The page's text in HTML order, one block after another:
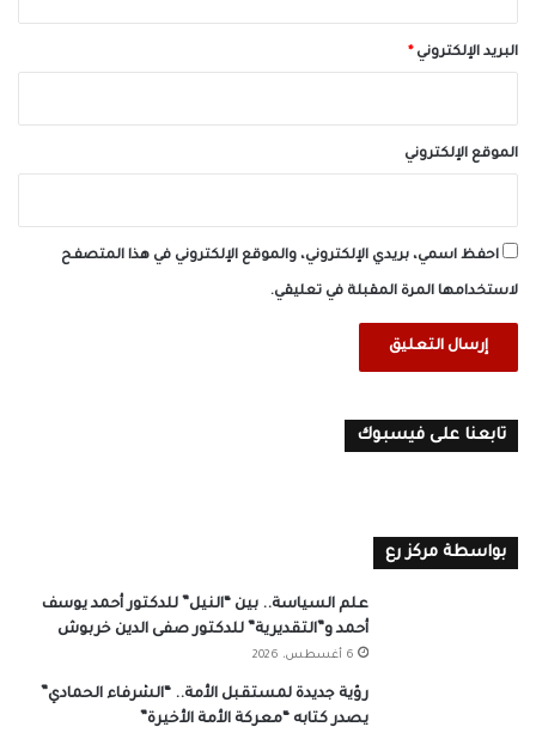
البريد الإلكتروني*
الموقع الإلكتروني
احفظ اسمي، بريدي الإلكتروني، والموقع الإلكتروني في هذا المتصفح
لاستخدامها المرة المقبلة في تعليقي.
تابعنا على فيسبوك
بواسطة مركز رع
علم السياسة.. بين “النيل” للدكتور أحمد يوسف
أحمد و”التقديرية” للدكتور صفى الدين خربوش
6 أغسطس، 2026
رؤية جديدة لمستقبل الأمة.. “الشرفاء الحمادي”
يصدر كتابه “معركة الأمة الأخيرة”